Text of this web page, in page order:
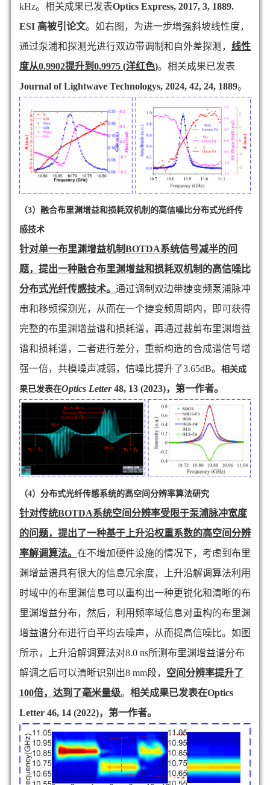
kHz。相关成果已发表Optics Express, 2017, 3, 1889.
ESI 高被引论文。如右图，为进一步增强斜坡线性度，
通过泵浦和探测光进行双边带调制和自外差探测， 线性
度从0.9902提升到 0.9975 (洋红色)。相关成果已发表
Journal of Lightwave Technologys, 2024, 42, 24, 1889。
（3）融合布里渊增益和损耗双机制的高信噪比分布式光纤传
感技术
针对单一布里渊增益机制BOTDA系统信号减半的问
题， 提出一种融合布里渊增益和损耗双机制的高信噪比
分布式光纤传感技术。 通过调制双边带捷变频泵浦脉冲
串和移频探测光，从而在一个捷变频周期内，即可获得
完整的布里渊增益谱和损耗谱，再通过裁剪布里渊增益
谱和损耗谱，二者进行差分，重新构造的合成谱信号增
强一倍，共模噪声减弱，信噪比提升了3.65dB。 相关成
果已发表在Optics Letter48, 13 (2023)，第一作者。
（4）分布式光纤传感系统的高空间分辨率算法研究
针对传统BOTDA系统空间分辨率受限于泵浦脉冲宽度
的问题，提出了一种基于上升沿权重系数的高空间分辨
率解调算法。 在不增加硬件设施的情况下，考虑到布里
渊增益谱具有很大的信息冗余度，上升沿解调算法利用
时域中的布里渊信息可以重构出一种更锐化和清晰的布
里渊增益分布，然后，利用频率域信息对重构的布里渊
增益谱分布进行自平均去噪声，从而提高信噪比。如图
所示，上升沿解调算法对8.0 ns所测布里渊增益谱分布
解调之后可以清晰识别出8 mm段， 空间分辨率提升了
100倍，达到了毫米量级。 相关成果已发表在Optics
Letter 46, 14 (2022)，第一作者。